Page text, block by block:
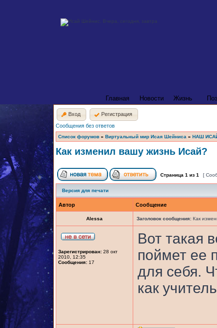
Главная Новости Жизнь
Вход
Регистрация
Сообщения без ответов
Список форумов » Виртуальный мир Исая Шейниса » НАШ
Как изменил вашу жизнь Исай?
Страница 1 из 1 [
Версия для печати
Автор Сообщение
Alessa Заголовок сообщения: Как
Зарегистрирован: 28 окт
2010, 12:35
Сообщения: 17
Вот такая
поймет ее
для себя.
как